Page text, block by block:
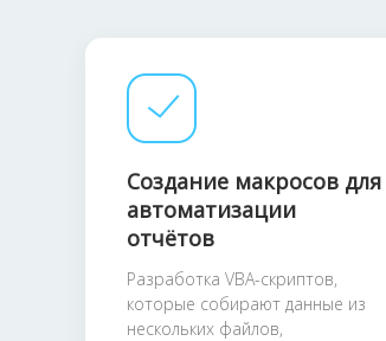
Создание макросов для
автоматизации
отчётов
Разработка VBA-скриптов,
которые собирают данные из
нескольких файлов,